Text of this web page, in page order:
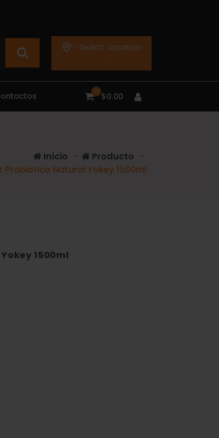
- Select Location
-
ontactos 0 $0.00
Inicio - Producto -
Probiótico Natural Yokey 1500ml
1500ml